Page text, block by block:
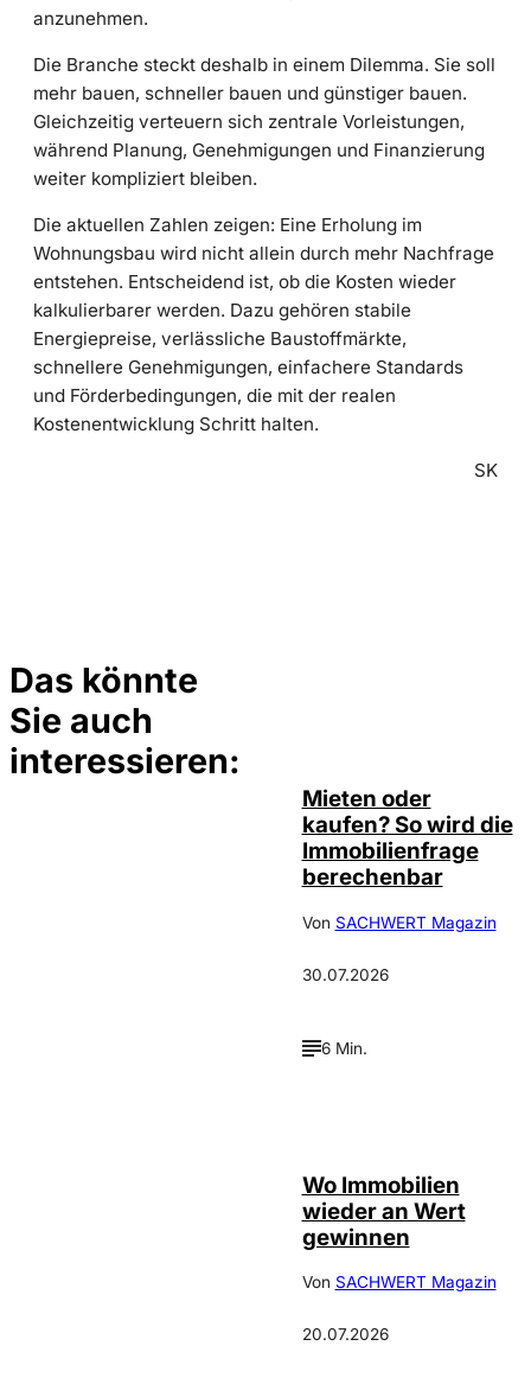
anzunehmen.
Die Branche steckt deshalb in einem Dilemma. Sie soll
mehr bauen, schneller bauen und günstiger bauen.
Gleichzeitig verteuern sich zentrale Vorleistungen,
während Planung, Genehmigungen und Finanzierung
weiter kompliziert bleiben.
Die aktuellen Zahlen zeigen: Eine Erholung im
Wohnungsbau wird nicht allein durch mehr Nachfrage
entstehen. Entscheidend ist, ob die Kosten wieder
kalkulierbarer werden. Dazu gehören stabile
Energiepreise, verlässliche Baustoffmärkte,
schnellere Genehmigungen, einfachere Standards
und Förderbedingungen, die mit der realen
Kostenentwicklung Schritt halten.
SK
Das könnte
Sie auch
interessieren:
Mieten oder
kaufen? So wird die
Immobilienfrage
berechenbar
Von SACHWERT Magazin
30.07.2026
6 Min.
Wo Immobilien
wieder an Wert
gewinnen
Von SACHWERT Magazin
20.07.2026